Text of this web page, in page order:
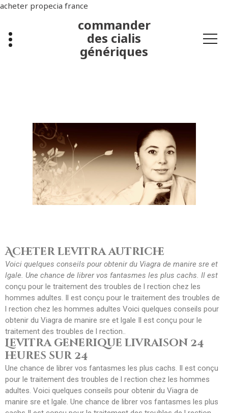
acheter propecia france
commander
des cialis
génériques
Acheter levitra autriche
Voici quelques conseils pour obtenir du Viagra de manire sre et
lgale. Une chance de librer vos fantasmes les plus cachs. Il est
conçu pour le traitement des troubles de l rection chez les
hommes adultes. Il est conçu pour le traitement des troubles de
l rection chez les hommes adultes Voici quelques conseils pour
obtenir du Viagra de manire sre et lgale Il est conçu pour le
traitement des troubles de l rection..
Levitra generique livraison 24
heures sur 24
Une chance de librer vos fantasmes les plus cachs. Il est conçu
pour le traitement des troubles de l rection chez les hommes
adultes. Voici quelques conseils pour obtenir du Viagra de
manire sre et lgale. Une chance de librer vos fantasmes les plus